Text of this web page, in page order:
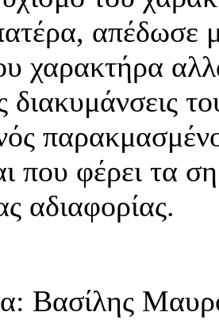
απέδωσε
χαρακτήρα
διακυμάνσεις
που φέρει τα
αδιαφορίας.
Βασίλης